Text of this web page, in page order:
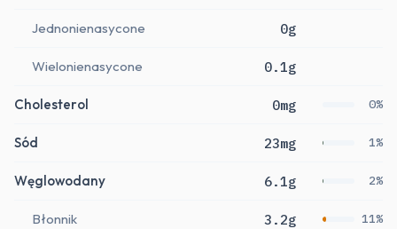
Jednonienasycone 0g
Wielonienasycone 0.1g
Cholesterol 0mg 0%
Sód 23mg 1%
Węglowodany 6.1g 2%
Błonnik 3.2g 11%